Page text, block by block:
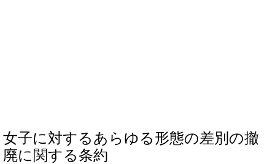
女子に対するあらゆる形態の差別の撤
廃に関する条約